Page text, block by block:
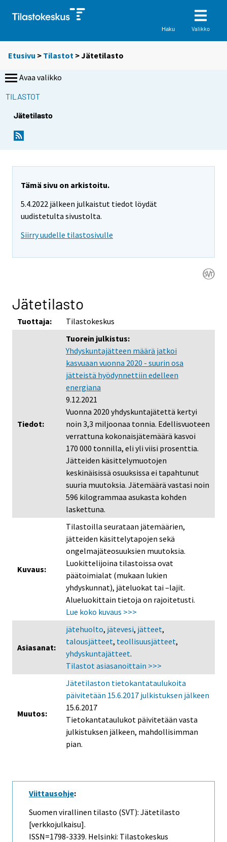
Haku Valikko
Etusivu > Tilastot > Jätetilasto
Avaa valikko
TILASTOT
Jätetilasto
Tämä sivu on arkistoitu.
5.4.2022 jälkeen julkaistut tiedot löydät
uudistetulta sivustolta.
Siirry uudelle tilastosivulle
Jätetilasto
Tuottaja: Tilastokeskus
Tiedot:
Tuorein julkistus:
Yhdyskuntajätteen määrä jatkoi
kasvuaan vuonna 2020 - suurin osa
jätteistä hyödynnettiin edelleen
energiana
9.12.2021
Vuonna 2020 yhdyskuntajätettä kertyi
noin 3,3 miljoonaa tonnia. Edellisvuoteen
verrattuna kokonaisjätemäärä kasvoi
170 000 tonnilla, eli yli viisi prosenttia.
Jätteiden käsittelymuotojen
keskinäisissä osuuksissa ei tapahtunut
suuria muutoksia. Jätemäärä vastasi noin
596 kilogrammaa asukasta kohden
laskettuna.
Kuvaus:
Tilastoilla seurataan jätemäärien,
jätteiden käsittelytapojen sekä
ongelmajäteosuuksien muutoksia.
Luokittelijoina tilastoissa ovat
päätoimialat (mukaan lukien
yhdyskunnat), jäteluokat tai –lajit.
Alueluokittain tietoja on rajoitetusti.
Lue koko kuvaus >>>
Asiasanat:
jätehuolto, jätevesi, jätteet,
talousjätteet, teollisuusjätteet,
yhdyskuntajätteet.
Tilastot asiasanoittain >>>
Muutos:
Jätetilaston tietokantataulukoita
päivitetään 15.6.2017 julkistuksen jälkeen
15.6.2017
Tietokantataulukot päivitetään vasta
julkistuksen jälkeen, mahdollisimman
pian.
Viittausohje:
Suomen virallinen tilasto (SVT): Jätetilasto
[verkkojulkaisu].
ISSN=1798-3339. Helsinki: Tilastokeskus